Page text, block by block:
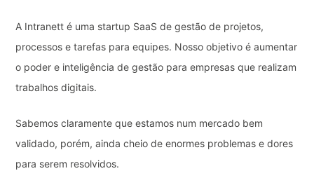
A Intranett é uma startup SaaS de gestão de projetos,
processos e tarefas para equipes. Nosso objetivo é aumentar
o poder e inteligência de gestão para empresas que realizam
trabalhos digitais.
Sabemos claramente que estamos num mercado bem
validado, porém, ainda cheio de enormes problemas e dores
para serem resolvidos.